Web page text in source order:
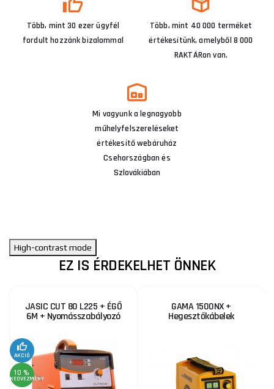
Több, mint 30 ezer ügyfél
fordult hozzánk bizalommal
Több, mint 40 000 terméket
értékesítünk, amelyből 8 000
RAKTÁRon van.
Mi vagyunk a legnagyobb
műhelyfelszereléseket
értékesítő webáruház
Csehországban és
Szlovákiában
High-contrast mode
EZ IS ÉRDEKELHET ÖNNEK
JASIC CUT 80 L225 + ÉGŐ
6M + Nyomásszabályozó
AKCIÓ
10 %
KEDVEZMÉNY
GAMA 1500NX +
Hegesztőkábelek